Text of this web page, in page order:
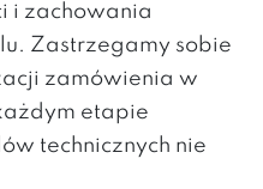
i zachowania
Zastrzegamy sobie
zamówienia w
etapie
technicznych nie